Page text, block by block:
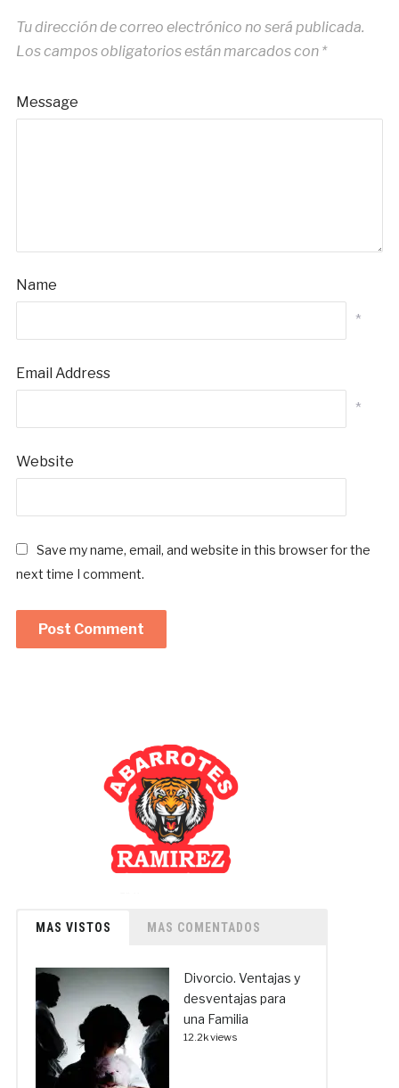
Tu dirección de correo electrónico no será publicada.
Los campos obligatorios están marcados con *
Message
Name
*
Email Address
*
Website
Save my name, email, and website in this browser for the
next time I comment.
MAS VISTOS MAS COMENTADOS
Divorcio. Ventajas y
desventajas para
una Familia
12.2k views